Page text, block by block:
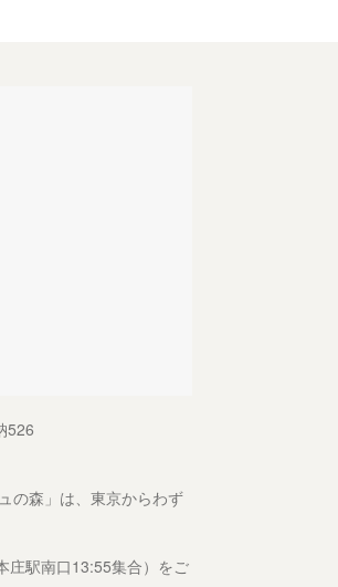
526
の森」は、東京からわず
本庄駅南口13:55集合）をご